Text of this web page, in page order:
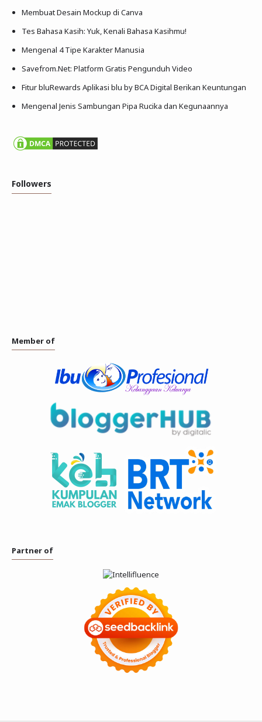
Membuat Desain Mockup di Canva
Tes Bahasa Kasih: Yuk, Kenali Bahasa Kasihmu!
Mengenal 4 Tipe Karakter Manusia
Savefrom.Net: Platform Gratis Pengunduh Video
Fitur bluRewards Aplikasi blu by BCA Digital Berikan Keuntungan
Mengenal Jenis Sambungan Pipa Rucika dan Kegunaannya
Followers
Member of
Partner of